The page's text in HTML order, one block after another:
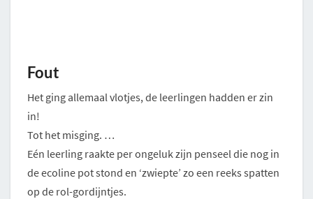
Fout
Het ging allemaal vlotjes, de leerlingen hadden er zin
in!
Tot het misging. …
Eén leerling raakte per ongeluk zijn penseel die nog in
de ecoline pot stond en ‘zwiepte’ zo een reeks spatten
op de rol-gordijntjes.